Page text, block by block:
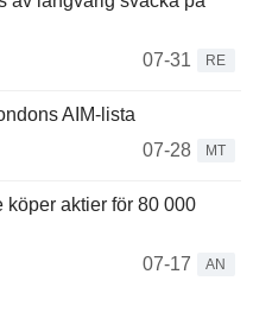
07-31
RE
AIM-lista
07-28
MT
köper aktier för 80 000
07-17
AN